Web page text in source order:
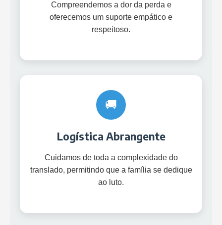
Compreendemos a dor da perda e
oferecemos um suporte empático e
respeitoso.
🚚
Logística Abrangente
Cuidamos de toda a complexidade do
translado, permitindo que a família se dedique
ao luto.